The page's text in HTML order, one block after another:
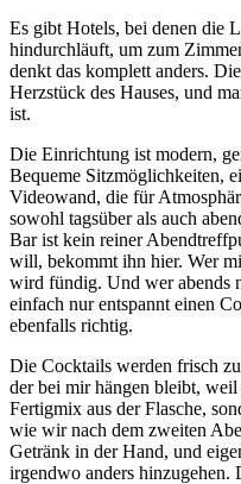
Es gibt Hotels, bei denen die
hindurchläuft, um zum
denkt das komplett anders.
Herzstück des Hauses, und
ist.
Die Einrichtung ist modern,
Bequeme Sitzmöglichkeiten,
Videowand, die für
sowohl tagsüber als auch
Bar ist kein reiner
will, bekommt ihn hier. Wer
wird fündig. Und wer abends
einfach nur entspannt einen
ebenfalls richtig.
Die Cocktails werden frisch
der bei mir hängen bleibt,
Fertigmix aus der Flasche,
wie wir nach dem zweiten
Getränk in der Hand, und
irgendwo anders hinzugehen.